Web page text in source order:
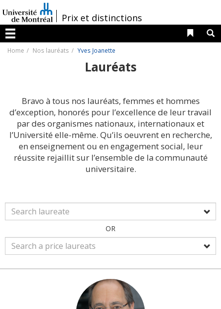
au
contenu
/Prix et distinctions
Menu
Liens
Home Nos lauréats Yves Joanette
Lauréats
Bravo à tous nos lauréats, femmes et hommes
d’exception, honorés pour l’excellence de leur travail
par des organismes nationaux, internationaux et
l’Université elle-même. Qu’ils oeuvrent en recherche,
en enseignement ou en engagement social, leur
réussite rejaillit sur l’ensemble de la communauté
universitaire.
OR